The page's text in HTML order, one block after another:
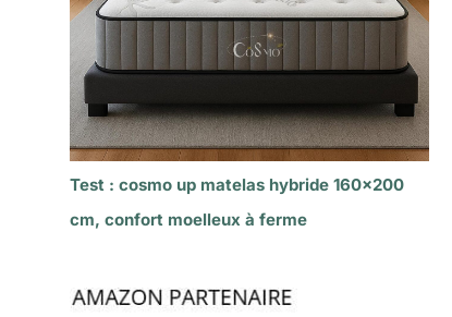
Test : cosmo up matelas hybride 160×200
cm, confort moelleux à ferme